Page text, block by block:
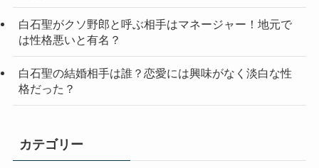
白石聖がクソ野郎と呼ぶ相手はマネージャー！地元で
は性格悪いと有名？
白石聖の結婚相手は誰？恋愛には興味がなく淡白な性
格だった？
カテゴリー